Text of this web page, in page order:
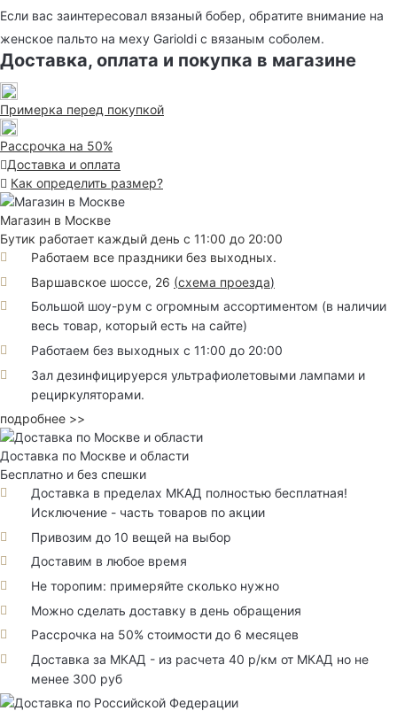
Если вас заинтересовал вязаный бобер, обратите внимание на
женское пальто на меху Garioldi с вязаным соболем.
Доставка, оплата и покупка в магазине
Примерка перед покупкой
Рассрочка на 50%
Доставка и оплата
Как определить размер?
Магазин в Москве
Бутик работает каждый день с 11:00 до 20:00
Работаем все праздники без выходных.
Варшавское шоссе, 26 (схема проезда)
Большой шоу-рум с огромным ассортиментом (в наличии
весь товар, который есть на сайте)
Работаем без выходных с 11:00 до 20:00
Зал дезинфицируерся ультрафиолетовыми лампами и
рециркуляторами.
подробнее >>
Доставка по Москве и области
Бесплатно и без спешки
Доставка в пределах МКАД полностью бесплатная!
Исключение - часть товаров по акции
Привозим до 10 вещей на выбор
Доставим в любое время
Не торопим: примеряйте сколько нужно
Можно сделать доставку в день обращения
Рассрочка на 50% стоимости до 6 месяцев
Доставка за МКАД - из расчета 40 р/км от МКАД но не
менее 300 руб